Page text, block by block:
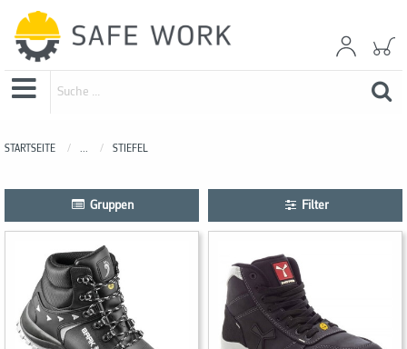
STARTSEITE ... STIEFEL
Gruppen Filter